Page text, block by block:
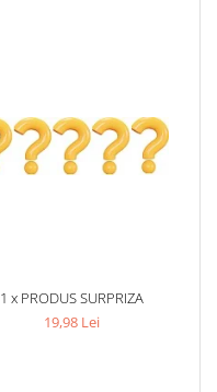
1 x PRODUS SURPRIZA
19,98 Lei